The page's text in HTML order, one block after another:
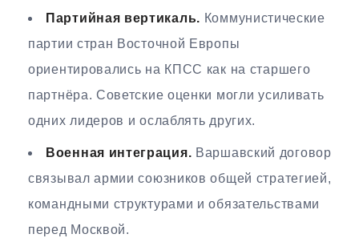
Партийная вертикаль. Коммунистические
партии стран Восточной Европы
ориентировались на КПСС как на старшего
партнёра. Советские оценки могли усиливать
одних лидеров и ослаблять других.
Военная интеграция. Варшавский договор
связывал армии союзников общей стратегией,
командными структурами и обязательствами
перед Москвой.